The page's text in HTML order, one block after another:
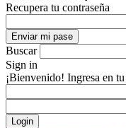
Recupera tu contraseña
Buscar
Sign in
¡Bienvenido! Ingresa en tu